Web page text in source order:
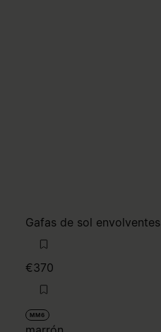
Gafas de sol envolventes
€370
MM6